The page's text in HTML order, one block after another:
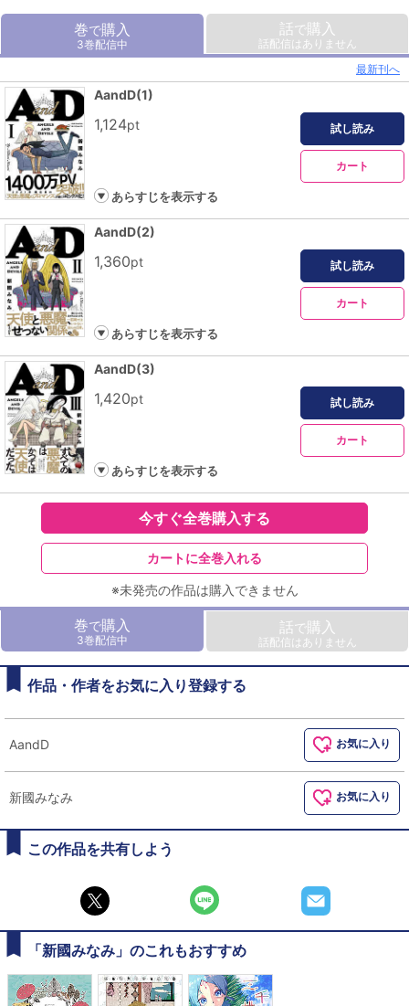
巻で購入
3巻配信中
話で購入
話配信はありません
最新刊へ
AandD(1)
1,124pt 試し読み
カート
あらすじを表示する
AandD(2)
1,360pt 試し読み
カート
あらすじを表示する
AandD(3)
1,420pt 試し読み
カート
あらすじを表示する
今すぐ全巻購入する
カートに全巻入れる
※未発売の作品は購入できません
巻で購入
3巻配信中
話で購入
話配信はありません
作品・作者をお気に入り登録する
AandD お気に入り
新國みなみ お気に入り
この作品を共有しよう
「新國みなみ」のこれもおすすめ